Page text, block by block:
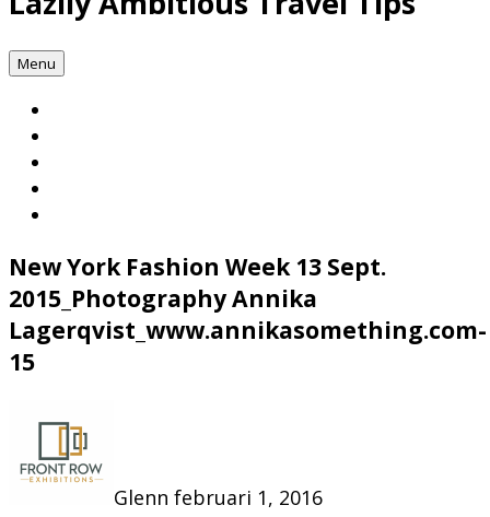
Menu
New York Fashion Week 13 Sept.
2015_Photography Annika
Lagerqvist_www.annikasomething.com-
15
Glenn februari 1, 2016